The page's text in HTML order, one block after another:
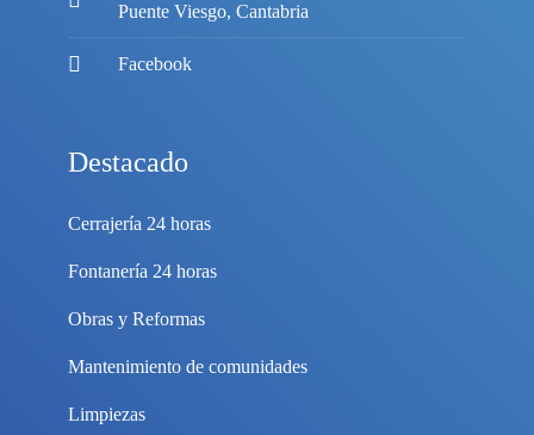
Puente Viesgo, Cantabria
Facebook
Destacado
Cerrajería 24 horas
Fontanería 24 horas
Obras y Reformas
Mantenimiento de comunidades
Limpiezas